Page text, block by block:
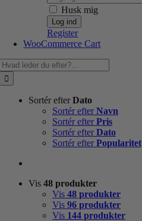
Husk mig
Register
WooCommerce Cart
Sortér efter Dato
Sortér efter Navn
Sortér efter Pris
Sortér efter Dato
Sortér efter Popularitet
Vis 48 produkter
Vis 48 produkter
Vis 96 produkter
Vis 144 produkter